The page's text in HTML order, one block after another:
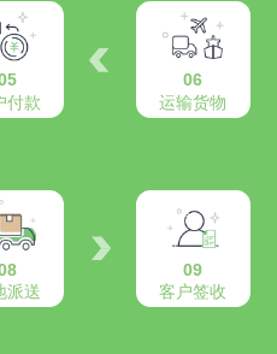
付款
06
运输货物
派送
09
客户签收